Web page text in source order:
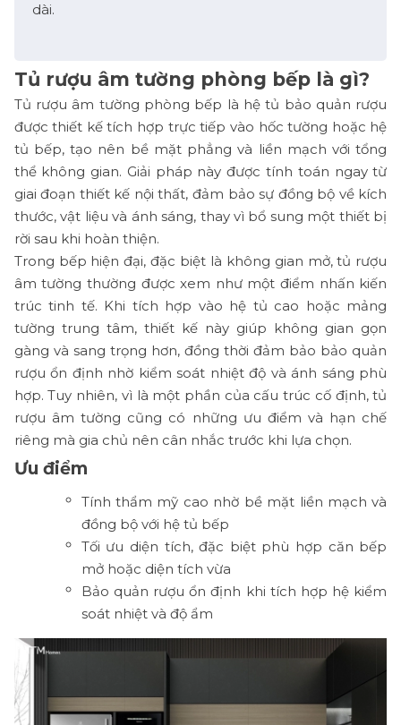
dài.
Tủ rượu âm tường phòng bếp là gì?
Tủ rượu âm tường phòng bếp là hệ tủ bảo quản rượu
được thiết kế tích hợp trực tiếp vào hốc tường hoặc hệ
tủ bếp, tạo nên bề mặt phẳng và liền mạch với tổng
thể không gian. Giải pháp này được tính toán ngay từ
giai đoạn thiết kế nội thất, đảm bảo sự đồng bộ về kích
thước, vật liệu và ánh sáng, thay vì bổ sung một thiết bị
rời sau khi hoàn thiện.
Trong bếp hiện đại, đặc biệt là không gian mở, tủ rượu
âm tường thường được xem như một điểm nhấn kiến
trúc tinh tế. Khi tích hợp vào hệ tủ cao hoặc mảng
tường trung tâm, thiết kế này giúp không gian gọn
gàng và sang trọng hơn, đồng thời đảm bảo bảo quản
rượu ổn định nhờ kiểm soát nhiệt độ và ánh sáng phù
hợp. Tuy nhiên, vì là một phần của cấu trúc cố định, tủ
rượu âm tường cũng có những ưu điểm và hạn chế
riêng mà gia chủ nên cân nhắc trước khi lựa chọn.
Ưu điểm
Tính thẩm mỹ cao nhờ bề mặt liền mạch và
đồng bộ với hệ tủ bếp
Tối ưu diện tích, đặc biệt phù hợp căn bếp
mở hoặc diện tích vừa
Bảo quản rượu ổn định khi tích hợp hệ kiểm
soát nhiệt và độ ẩm